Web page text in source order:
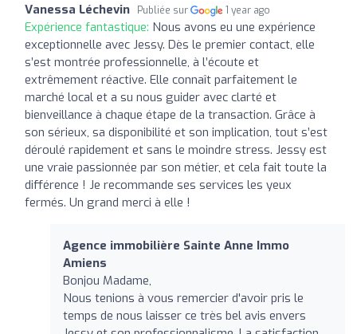
Vanessa Léchevin Publiée sur 1 year ago
Expérience fantastique: Nous avons eu une expérience
exceptionnelle avec Jessy. Dès le premier contact, elle
s’est montrée professionnelle, à l’écoute et
extrêmement réactive. Elle connaît parfaitement le
marché local et a su nous guider avec clarté et
bienveillance à chaque étape de la transaction. Grâce à
son sérieux, sa disponibilité et son implication, tout s’est
déroulé rapidement et sans le moindre stress. Jessy est
une vraie passionnée par son métier, et cela fait toute la
différence ! Je recommande ses services les yeux
fermés. Un grand merci à elle !
Agence immobilière Sainte Anne Immo
Amiens
Bonjou Madame,
Nous tenions à vous remercier d'avoir pris le
temps de nous laisser ce très bel avis envers